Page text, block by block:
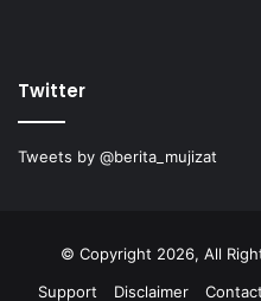
Twitter
Tweets by @berita_mujizat
© Copyright 2026, All
Support
Disclaimer